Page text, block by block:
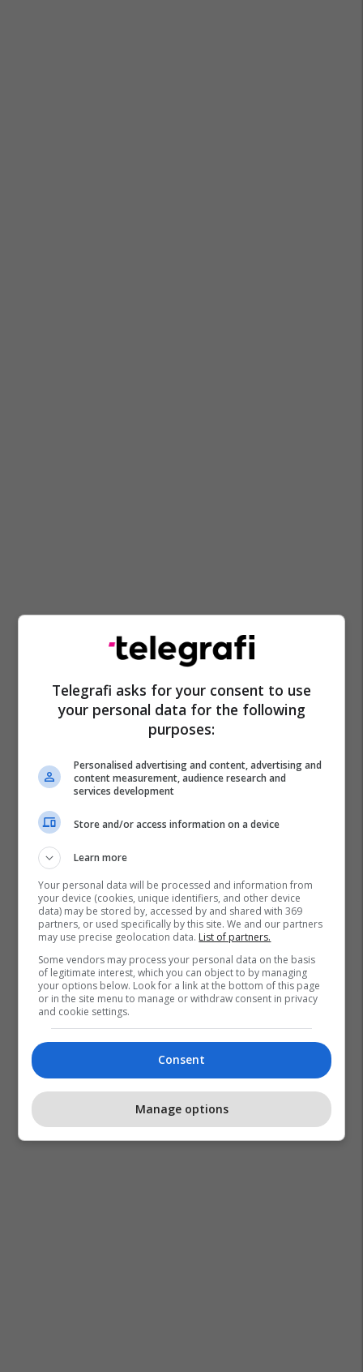
Tuneli Karpal
Telegrafi asks for your consent to use
your personal data for the following
purposes:
Personalised advertising and content, advertising and
content measurement, audience research and
services development
Store and/or access information on a device
Learn more
Your personal data will be processed and information from
your device (cookies, unique identifiers, and other device
data) may be stored by, accessed by and shared with 369
partners, or used specifically by this site. We and our partners
may use precise geolocation data. List of partners.
Some vendors may process your personal data on the basis
of legitimate interest, which you can object to by managing
your options below. Look for a link at the bottom of this page
or in the site menu to manage or withdraw consent in privacy
and cookie settings.
Consent
Manage options